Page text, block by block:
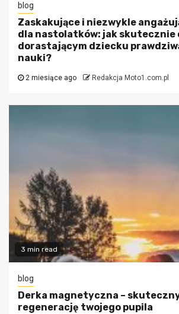
blog
Zaskakujące i niezwykle
dla nastolatków: jak skutecznie
dorastającym dziecku
nauki?
2 miesiące ago Redakcja Moto1.com.pl
3 min read
blog
Derka magnetyczna –
regenerację twojego pupila